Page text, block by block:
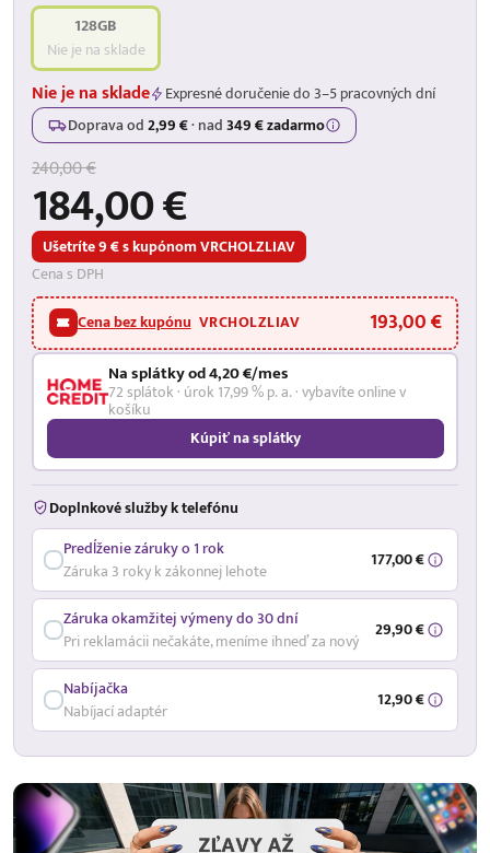
128GB
Nie je na sklade
Nie je na sklade
Expresné doručenie do 3–5 pracovných dní
Doprava od2,99 €·nad349 € zadarmo
240,00 €
184,00 €
Ušetríte 9 € s kupónom VRCHOLZLIAV
Cena s DPH
Cena bez kupónu VRCHOLZLIAV 193,00 €
Na splátky od 4,20 €/mes
72 splátok · úrok 17,99 % p. a. · vybavíte online v
košíku
Kúpiť na splátky
Doplnkové služby k telefónu
Predĺženie záruky o 1 rok
Záruka 3 roky k zákonnej lehote
177,00 €
Záruka okamžitej výmeny do 30 dní
Pri reklamácii nečakáte, meníme ihneď za nový
29,90 €
Nabíjačka
Nabíjací adaptér
12,90 €